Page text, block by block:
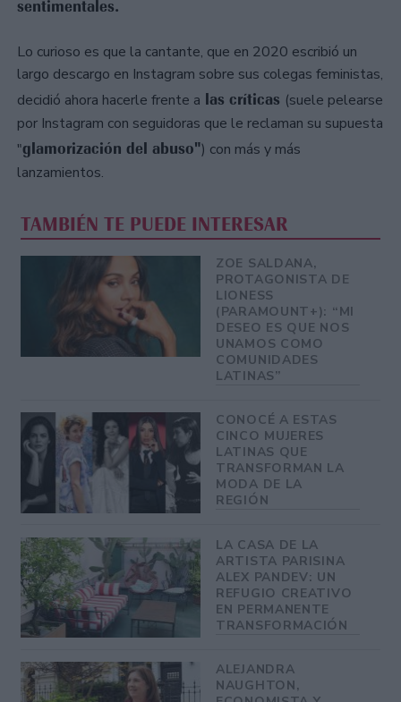
sentimentales.
Lo curioso es que la cantante, que en 2020 escribió un
largo descargo en Instagram sobre sus colegas feministas,
decidió ahora hacerle frente a las críticas (suele pelearse
por Instagram con seguidoras que le reclaman su supuesta
"glamorización del abuso") con más y más
lanzamientos.
TAMBIÉN TE PUEDE INTERESAR
ZOE SALDANA,
PROTAGONISTA DE
LIONESS
(PARAMOUNT+): “MI
DESEO ES QUE NOS
UNAMOS COMO
COMUNIDADES
LATINAS”
CONOCÉ A ESTAS
CINCO MUJERES
LATINAS QUE
TRANSFORMAN LA
MODA DE LA
REGIÓN
LA CASA DE LA
ARTISTA PARISINA
ALEX PANDEV: UN
REFUGIO CREATIVO
EN PERMANENTE
TRANSFORMACIÓN
ALEJANDRA
NAUGHTON,